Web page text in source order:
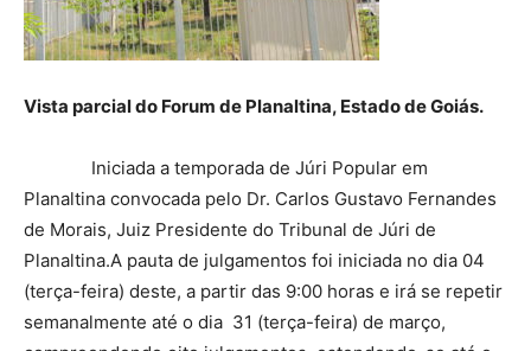
Vista parcial do Forum de Planaltina, Estado de Goiás.
Iniciada a temporada de Júri Popular em
Planaltina convocada pelo Dr. Carlos Gustavo Fernandes
de Morais, Juiz Presidente do Tribunal de Júri de
Planaltina.A pauta de julgamentos foi iniciada no dia 04
(terça-feira) deste, a partir das 9:00 horas e irá se repetir
semanalmente até o dia 31 (terça-feira) de março,